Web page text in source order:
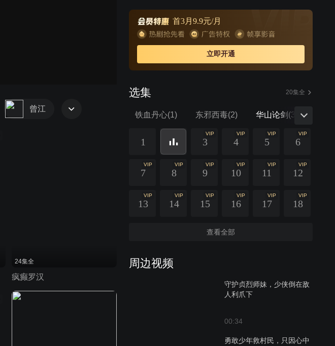
首3月9.9元/月
立即开通
选集 20集全
铁血丹心(1) 东邪西毒(2) 华山论剑(3)
1
VIP
3
VIP
4
VIP
5
VIP
6
VIP
7
VIP
8
VIP
9
VIP
10
VIP
11
VIP
12
VIP
13
VIP
14
VIP
15
VIP
16
VIP
17
VIP
18
查看全部
周边视频
守护贞烈师妹，少侠倒在敌
人利爪下
00:34
勇敢少年救村民，只因心中
曾江
24集全
疯癫罗汉